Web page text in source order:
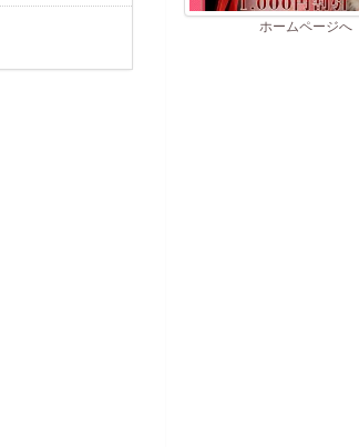
ホームページへ